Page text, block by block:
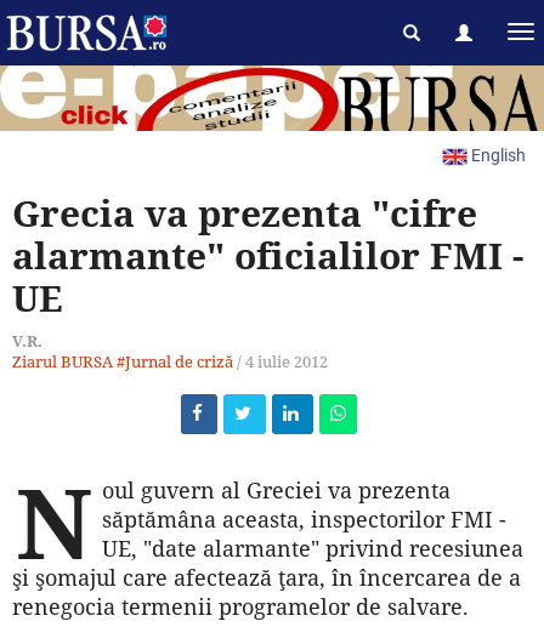
English
Grecia va prezenta "cifre
alarmante" oficialilor FMI -
UE
V.R.
Ziarul BURSA#Jurnal de criză/4 iulie 2012
N oul guvern al Greciei va prezenta
săptămâna aceasta, inspectorilor FMI -
UE, "date alarmante" privind recesiunea
şi şomajul care afectează ţara, în încercarea de a
renegocia termenii programelor de salvare.